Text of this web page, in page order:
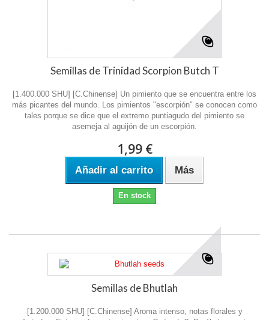
Semillas de Trinidad Scorpion Butch T
[1.400.000 SHU] [C.Chinense] Un pimiento que se encuentra entre los
más picantes del mundo. Los pimientos "escorpión" se conocen como
tales porque se dice que el extremo puntiagudo del pimiento se
asemeja al aguijón de un escorpión.
1,99 €
Añadir al carrito Más
En stock
Semillas de Bhutlah
[1.200.000 SHU] [C.Chinense] Aroma intenso, notas florales y